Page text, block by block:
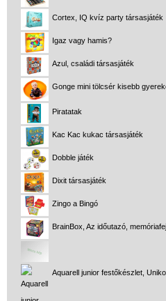
Cortex, IQ kvíz party társasjáték
Igaz vagy hamis?
Azul, családi társasjáték
Gonge mini tölcsér kisebb
Piratatak
Kac Kac kukac társasjáték
Dobble játék
Dixit társasjáték
Zingo a Bingó
BrainBox, Az időutazó,
Aquarell junior festőkészlet,